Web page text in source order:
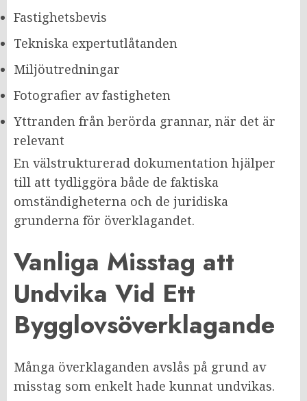
Fastighetsbevis
Tekniska expertutlåtanden
Miljöutredningar
Fotografier av fastigheten
Yttranden från berörda grannar, när det är
relevant
En välstrukturerad dokumentation hjälper
till att tydliggöra både de faktiska
omständigheterna och de juridiska
grunderna för överklagandet.
Vanliga Misstag att
Undvika Vid Ett
Bygglovsöverklagande
Många överklaganden avslås på grund av
misstag som enkelt hade kunnat undvikas.